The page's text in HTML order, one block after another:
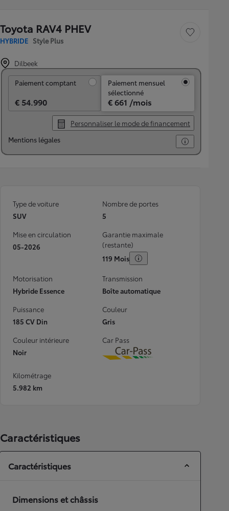
Toyota RAV4 PHEV
HYBRIDE Style Plus
Sauvegarder le
Dilbeek
Paiement comptant
€ 54.990
Paiement mensuel
sélectionné
€ 661 /mois
Personnaliser le mode de financement
Mentions légales
Type de voiture
SUV
Nombre de portes
5
Mise en circulation
05-2026
Garantie maximale
(restante)
119 Mois
Motorisation
Hybride Essence
Transmission
Boîte automatique
Puissance
185 CV Din
Couleur
Gris
Couleur intérieure
Noir
Car Pass
Download
Kilométrage
5.982 km
Caractéristiques
Caractéristiques
Dimensions et châssis